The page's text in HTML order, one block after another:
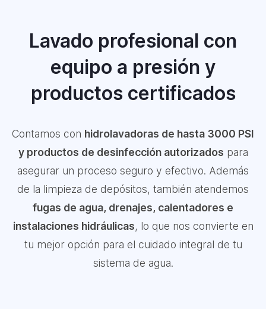
Lavado profesional con
equipo a presión y
productos certificados
Contamos con hidrolavadoras de hasta 3000 PSI
y productos de desinfección autorizados para
asegurar un proceso seguro y efectivo. Además
de la limpieza de depósitos, también atendemos
fugas de agua, drenajes, calentadores e
instalaciones hidráulicas, lo que nos convierte en
tu mejor opción para el cuidado integral de tu
sistema de agua.